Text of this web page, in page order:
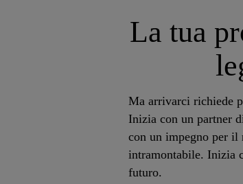
La tua
Ma arrivarci richiede
Inizia con un partner
con un impegno per il
intramontabile. Inizia
futuro.